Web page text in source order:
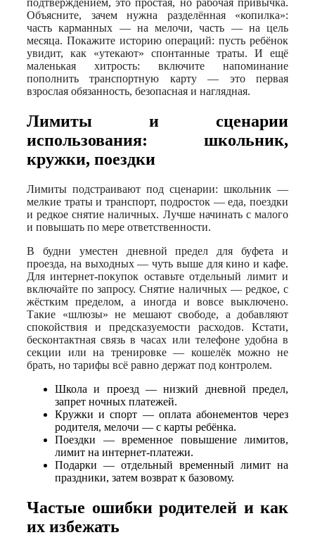
подтверждением, это простая, но рабочая привычка.
Объясните, зачем нужна разделённая «копилка»:
часть карманных — на мелочи, часть — на цель
месяца. Покажите историю операций: пусть ребёнок
увидит, как «утекают» спонтанные траты. И ещё
маленькая хитрость: включите напоминание
пополнить транспортную карту — это первая
взрослая обязанность, безопасная и наглядная.
Лимиты и сценарии
использования: школьник,
кружки, поездки
Лимиты подстраивают под сценарии: школьник —
мелкие траты и транспорт, подросток — еда, поездки
и редкое снятие наличных. Лучше начинать с малого
и повышать по мере ответственности.
В будни уместен дневной предел для буфета и
проезда, на выходных — чуть выше для кино и кафе.
Для интернет-покупок оставьте отдельный лимит и
включайте по запросу. Снятие наличных — редкое, с
жёстким пределом, а иногда и вовсе выключено.
Такие «шлюзы» не мешают свободе, а добавляют
спокойствия и предсказуемости расходов. Кстати,
бесконтактная связь в часах или телефоне удобна в
секции или на тренировке — кошелёк можно не
брать, но тарифы всё равно держат под контролем.
Школа и проезд — низкий дневной предел,
запрет ночных платежей.
Кружки и спорт — оплата абонементов через
родителя, мелочи — с карты ребёнка.
Поездки — временное повышение лимитов,
лимит на интернет-платежи.
Подарки — отдельный временный лимит на
праздники, затем возврат к базовому.
Частые ошибки родителей и как
их избежать